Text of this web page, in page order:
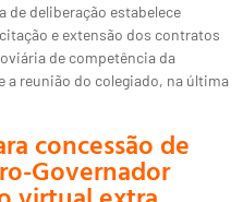
deliberação estabelece
e extensão dos contratos
de competência da
a reunião do colegiado, na última
concessão de
Governador